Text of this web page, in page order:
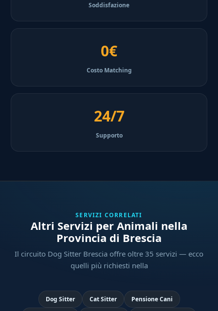
Soddisfazione
0€
Costo Matching
24/7
Supporto
SERVIZI CORRELATI
Altri Servizi per Animali nella
Provincia di Brescia
Il circuito Dog Sitter Brescia offre oltre 35 servizi — ecco
quelli più richiesti nella
Dog Sitter Cat Sitter Pensione Cani